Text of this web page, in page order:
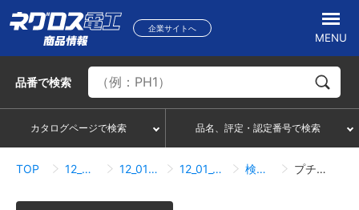
企業サイトへ
MENU
品番で検索
カタログページで検索 品名、評定・認定番号で検索
TOP 12_貫通部防火措置材 12_01_電気関連小開口用 12_01_01_電気関連小開口用 検索結果一覧 プチロクワイド